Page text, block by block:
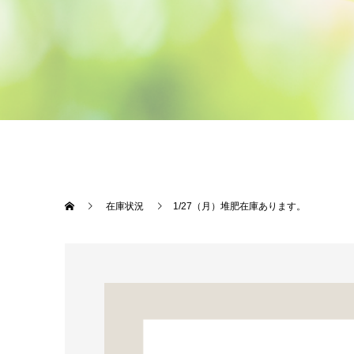
在庫状況 1/27（月）堆肥在庫あります。